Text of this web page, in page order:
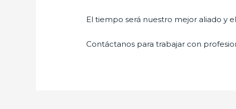
El tiempo será nuestro mejor aliado y
Contáctanos para trabajar con